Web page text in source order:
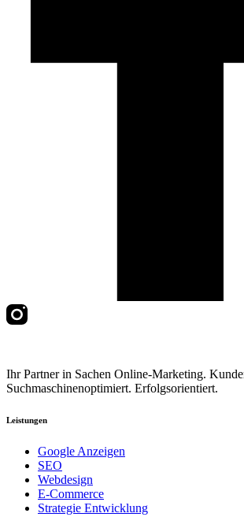
Ihr Partner in Sachen Online-Marketing.
Suchmaschinenoptimiert. Erfolgsorientiert.
Leistungen
Google Anzeigen
SEO
Webdesign
E-Commerce
Strategie Entwicklung